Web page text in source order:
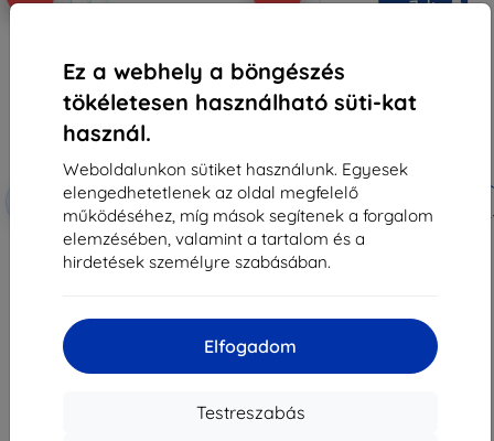
Ez a webhely a böngészés
tökéletesen használható süti-kat
használ.
Weboldalunkon sütiket használunk. Egyesek
elengedhetetlenek az oldal megfelelő
működéséhez, míg mások segítenek a forgalom
elemzésében, valamint a tartalom és a
hirdetések személyre szabásában.
Elfogadom
Testreszabás
Kedvezmény
kuponnal
EXTRA10
3MK Lens Protect myPhone
Hammer Blade V 5G
kameraobjektív védelem 4 db
2 961 Ft
Raktáron > 5 darab
-10%
Kedvezmény
kuponnal
3MK ARC+ teljes képernyős fólia
myPhone Hammer Blade V 5G-
3 591 Ft
Raktáron > 5 darab